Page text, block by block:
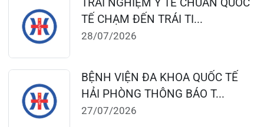
Giờ làm việc mùa hè (01/4 – 31/10):
Buổi sáng: 06h45’ – 11h45’
Buổi chiều: 13h30’ – 16h30’
Giờ làm việc mùa đông (01/11 – 31/3)
Buổi sáng: 07h15’ – 11h45’
Buổi chiều: 13h30’ – 17h00’
Bệnh viện – Khách sạn cao cấp đầu tiên ở
Hải Phòng và khu vực vùng duyên hải Bắc